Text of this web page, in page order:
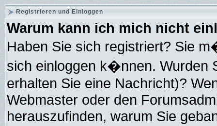
Registrieren und Einloggen
Warum kann ich mich nicht
Haben Sie sich registriert? Sie
sich einloggen k�nnen. Wurden
erhalten Sie eine Nachricht)?
Webmaster oder den
herauszufinden, warum Sie